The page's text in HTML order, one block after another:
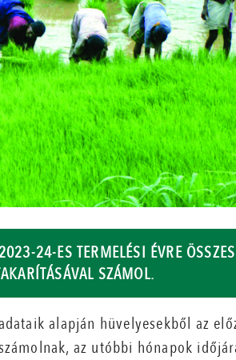
24-ES TERMELÉSI ÉVRE
SZÁMOL.
alapján hüvelyesekből az
az utóbbi hónapok